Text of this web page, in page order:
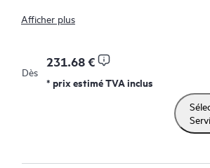
chercher proactivement de meilleures
Le service HPE Tech Care établit un accès
spécialistes produit et fournit des conseils
qui aideront les Clients à réduire les risques
méthodes de travail plus efficaces. Les
Afficher plus
Dès
231.68 €
* prix estimé TVA inclus